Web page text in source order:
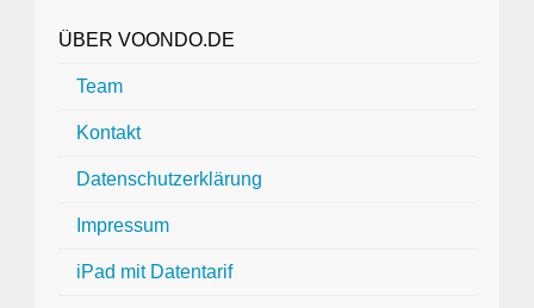
ÜBER VOONDO.DE
Team
Kontakt
Datenschutzerklärung
Impressum
iPad mit Datentarif